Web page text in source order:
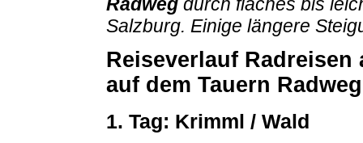
Salzburg. Einige längere
Reiseverlauf Radreisen
auf dem Tauern Radweg
1. Tag: Krimml / Wald